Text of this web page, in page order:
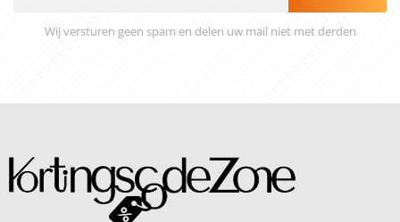
Wij versturen geen spam en delen uw mail niet met derden